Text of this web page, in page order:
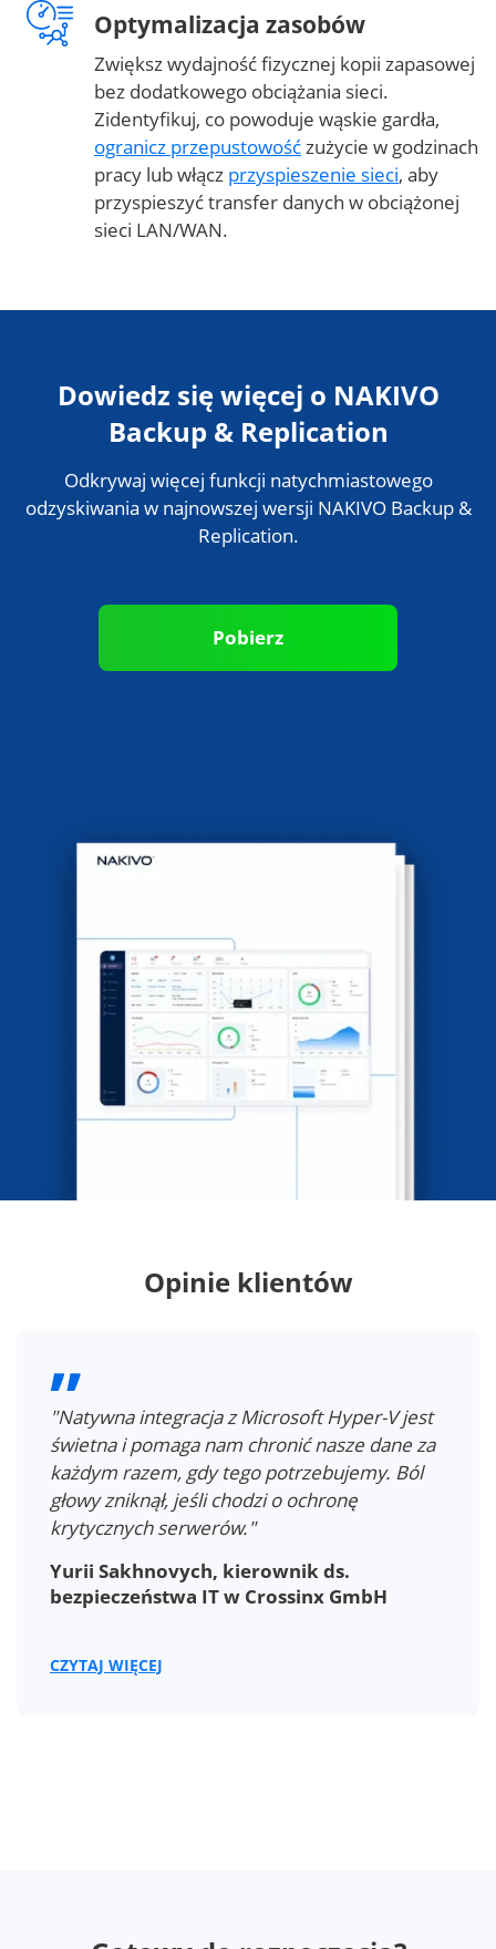
Optymalizacja zasobów
Zwiększ wydajność fizycznej kopii zapasowej
bez dodatkowego obciążania sieci.
Zidentyfikuj, co powoduje wąskie gardła,
ogranicz przepustowośćzużycie w godzinach
pracy lub włącz przyspieszenie sieci, aby
przyspieszyć transfer danych w obciążonej
sieci LAN/WAN.
Dowiedz się więcej o NAKIVO
Backup & Replication
Odkrywaj więcej funkcji natychmiastowego
odzyskiwania w najnowszej wersji NAKIVO Backup &
Replication.
Pobierz
Opinie klientów
"Natywna integracja z Microsoft Hyper-V jest
świetna i pomaga nam chronić nasze dane za
każdym razem, gdy tego potrzebujemy. Ból
głowy zniknął, jeśli chodzi o ochronę
krytycznych serwerów."
Yurii Sakhnovych, kierownik ds.
bezpieczeństwa IT w Crossinx GmbH
CZYTAJ WIĘCEJ